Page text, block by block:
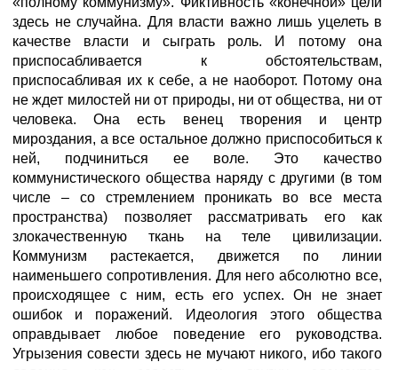
здесь не случайна. Для власти важно лишь уцелеть в
качестве власти и сыграть роль. И потому она
приспосабливается к обстоятельствам,
приспосабливая их к себе, а не наоборот. Потому она
не ждет милостей ни от природы, ни от общества, ни от
человека. Она есть венец творения и центр
мироздания, а все остальное должно приспособиться к
ней, подчиниться ее воле. Это качество
коммунистического общества наряду с другими (в том
числе – со стремлением проникать во все места
пространства) позволяет рассматривать его как
злокачественную ткань на теле цивилизации.
Коммунизм растекается, движется по линии
наименьшего сопротивления. Для него абсолютно все,
происходящее с ним, есть его успех. Он не знает
ошибок и поражений. Идеология этого общества
оправдывает любое поведение его руководства.
Угрызения совести здесь не мучают никого, ибо такого